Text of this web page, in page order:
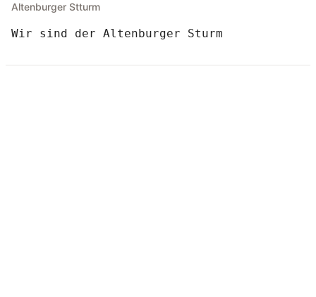
Altenburger Stturm
Wir sind der Altenburger Sturm